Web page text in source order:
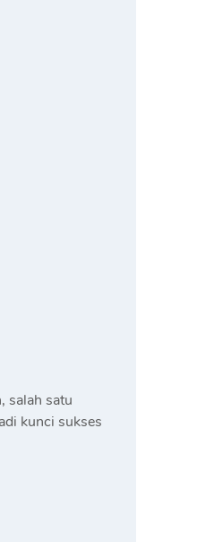
salah satu
kunci sukses